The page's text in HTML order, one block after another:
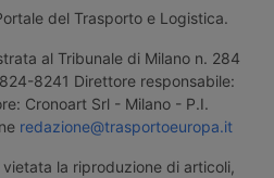
del Trasporto e Logistica.
al Tribunale di Milano n. 284
8241 Direttore responsabile:
Cronoart Srl - Milano - P.I.
redazione@trasportoeuropa.it
la riproduzione di articoli,